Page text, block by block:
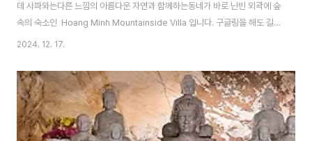
데 사파와는다른 느낌의 아름다운 자연과 함께하는동네가 바로 닌빈 외곽에 숲
속의 숙소인 Hoang Minh Mountainside Villa 입니다. 구글링을 해도 길이
나타나지 않는 그런 숙소가석회암으로 이루어진 산들이 병풍으로 있으며호수
리고, 다양한 야채들을 파는 시골 아침 장터마당을 가 보았습니다.그럼, 가 볼까
요. 오직, 들리는 건 새소리뿐인 이곳 숲 속에민박집이 있다는 게 놀라울 정도인
데 여기지리를 아는 주민도 찾기 힘든 곳입니다. 사파나 닌빈이나 민박이 우리
가 생각하는숙소가 아닌, 캐빈으로 되어있는 숙소입니다. 제가 있는 곳에서 장
2024. 12. 17.